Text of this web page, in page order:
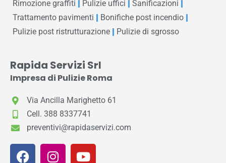
Rimozione graffiti
Pulizie uffici
Sanificazioni
Trattamento pavimenti
Bonifiche post incendio
Pulizie post ristrutturazione
Pulizie di sgrosso
Rapida Servizi Srl
Impresa di Pulizie Roma
Via Ancilla Marighetto 61
Cell. 388 8337741
preventivi@rapidaservizi.com